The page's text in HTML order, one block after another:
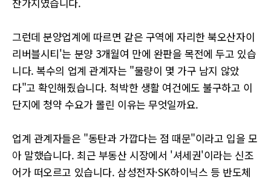
그런데 분양업계에 따르면 같은 구역에 자리한 북오산자이
리버블시티'는 분양 3개월여 만에 완판을 목전에 두고 있습
니다. 복수의 업계 관계자는 "물량이 몇 가구 남지 않았
다"고 확인해줬습니다. 척박한 생활 여건에도 불구하고 이
단지에 청약 수요가 몰린 이유는 무엇일까요.
업계 관계자들은 "동탄과 가깝다는 점 때문"이라고 입을 모
아 말했습니다. 최근 부동산 시장에서 '셔세권'이라는 신조
어가 떠오르고 있습니다. 삼성전자·SK하이닉스 등 반도체